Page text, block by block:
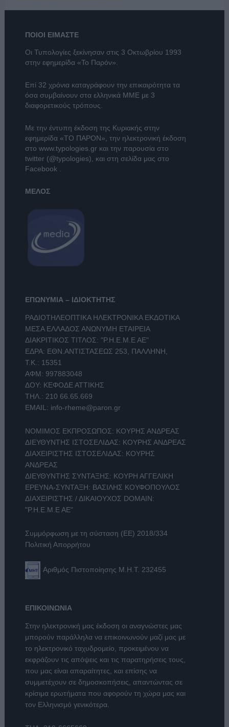
ΠΟΙΟΙ ΕΙΜΑΣΤΕ
Οι Τυπολογίες ξεκίνησαν στις 3 Οκτωβρίου 1993
στην εφημερίδα «Το Παρόν».
Επί 32 χρόνια καταγράφουν την επικαιρότητα τα
όσα συμβαίνουν στα ελληνικά ΜΜΕ με 3
διαφορετικούς τρόπους.
Με την έντυπη έκδοση της Κυριακής στην
εφημερίδα «ΤΟ ΠΑΡΟΝ» , την ηλεκτρονική έκδοση
στο www.typologies.grκαι την παρουσία στο
twitter (@typologies) , και στη σελίδα μας στο
Facebook
ΜΕΛΟΣ
ΕΠΩΝΥΜΙΑ – ΙΔΙΟΚΤΗΤΗΣ
ΡΑΔΙΟΤΗΛΕΟΠΤΙΚΑ ΗΛΕΚΤΡΟΝΙΚΑ ΕΚΔΟΤΙΚΑ
ΜΕΣΑ ΕΛΛΑΔΟΣ ΑΝΩΝΥΜΗ ΕΤΑΙΡΕΙΑ
ΔΙΑΚΡΙΤΙΚΟΣ ΤΙΤΛΟΣ: "Ρ.Η.Ε.Μ.Ε ΑΕ"
ΕΔΡΑ: ΕΘΝ.ΑΝΤΙΣΤΑΣΕΩΣ 253, ΠΑΛΛΗΝΗ,
Τ.Κ.: 15351
ΑΦΜ: 997883048
ΔΟΥ: ΚΕΦΟΔΕ ΑΤΤΙΚΗΣ
ΤΗΛ.: 210 66.65.669
EMAIL: info-rheme@paron.gr
ΝΟΜΙΜΟΣ ΕΚΠΡΟΣΩΠΟΣ: ΚΟΥΡΗΣ ΑΝΔΡΕΑΣ
ΔΙΕΥΘΥΝΤΗΣ ΙΣΤΟΣΕΛΙΔΑΣ: ΚΟΥΡΗΣ ΑΝΔΡΕΑΣ
ΔΙΑΧΕΙΡΙΣΤΗΣ ΙΣΤΟΣΕΛΙΔΑΣ: ΚΟΥΡΗΣ
ΑΝΔΡΕΑΣ
ΔΙΕΥΘΥΝΤΗΣ ΣΥΝΤΑΞΗΣ: ΚΟΥΡΗ ΑΓΓΕΛΙΚΗ
ΕΡΕΥΝΑ-ΣΥΝΤΑΞΗ: ΒΑΣΙΛΗΣ ΚΟΥΦΟΠΟΥΛΟΣ
ΔΙΑΧΕΙΡΙΣΤΗΣ / ΔΙΚΑΙΟΥΧΟΣ DOMAIN:
"Ρ.Η.Ε.Μ.Ε ΑΕ"
Συμμόρφωση με τη σύσταση (ΕΕ) 2018/334
Πολιτική Απορρήτου
Αριθμός Πιστοποίησης Μ.Η.Τ. 232455
ΕΠΙΚΟΙΝΩΝΙΑ
Στην ηλεκτρονική μας έκδοση οι αναγνώστες μας
μπορούν παράλληλα να επικοινωνούν μαζί μας με
το ηλεκτρονικό ταχυδρομείο, προκειμένου να
εκφράζουν τις απόψεις και τις παρατηρήσεις τους,
που μας είναι απαραίτητες, και επίσης να
συμμετέχουν σε δημοσκοπήσεις, απαντώντας σε
κρίσιμα ερωτήματα που αφορούν τη χώρα μας και
τον Ελληνισμό γενικότερα.